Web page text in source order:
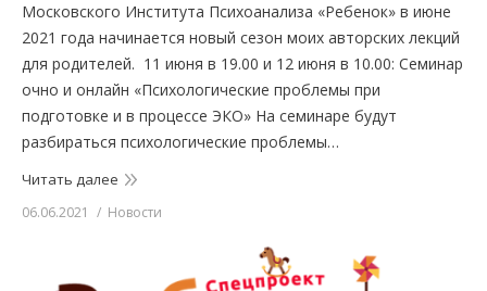
Московского Института Психоанализа «Ребенок» в июне
2021 года начинается новый сезон моих авторских лекций
для родителей. 11 июня в 19.00 и 12 июня в 10.00: Семинар
очно и онлайн «Психологические проблемы при
подготовке и в процессе ЭКО» На семинаре будут
разбираться психологические проблемы…
Читать далее
06.06.2021 Новости